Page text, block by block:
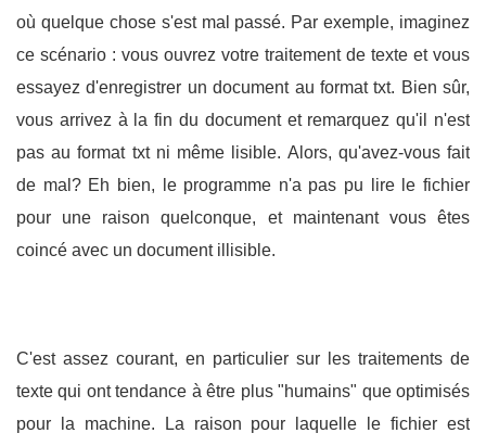
où quelque chose s'est mal passé. Par exemple, imaginez
ce scénario : vous ouvrez votre traitement de texte et vous
essayez d'enregistrer un document au format txt. Bien sûr,
vous arrivez à la fin du document et remarquez qu'il n'est
pas au format txt ni même lisible. Alors, qu'avez-vous fait
de mal? Eh bien, le programme n'a pas pu lire le fichier
pour une raison quelconque, et maintenant vous êtes
coincé avec un document illisible.
C'est assez courant, en particulier sur les traitements de
texte qui ont tendance à être plus "humains" que optimisés
pour la machine. La raison pour laquelle le fichier est